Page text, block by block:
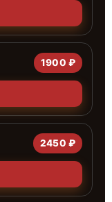
1900 ₽
2450 ₽